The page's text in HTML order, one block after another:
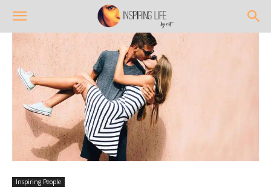
Inspiring People